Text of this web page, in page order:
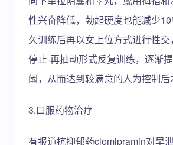
性兴奋降低，勃起硬度也能减少
久训练后再以女上位方式进行性
停止-再抽动形式反复训练，逐渐
阈，从而达到较满意的人为控制后
3.口服药物治疗
有报道抗抑郁药clomipramin对早